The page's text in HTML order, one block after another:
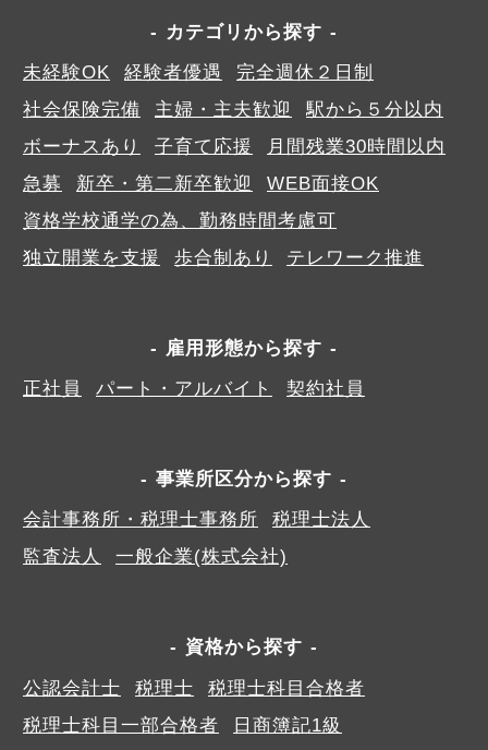
カテゴリから探す
未経験OK
経験者優遇
完全週休２日制
社会保険完備
主婦・主夫歓迎
駅から５分以内
ボーナスあり
子育て応援
月間残業30時間以内
急募
新卒・第二新卒歓迎
WEB面接OK
資格学校通学の為、勤務時間考慮可
独立開業を支援
歩合制あり テレワーク推進
雇用形態から探す
正社員
パート・アルバイト 契約社員
事業所区分から探す
会計事務所・税理士事務所
税理士法人
監査法人
一般企業(株式会社)
資格から探す
公認会計士
税理士
税理士科目合格者
税理士科目一部合格者
日商簿記1級